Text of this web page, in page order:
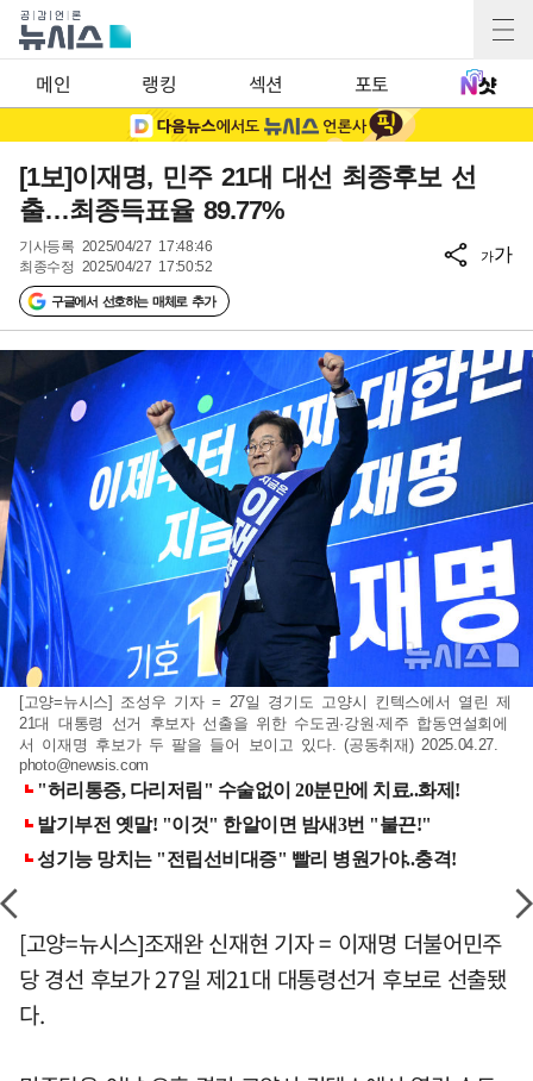
메인 랭킹 섹션 포토
[1보]이재명, 민주 21대 대선 최종후보 선
출…최종득표율 89.77%
기사등록 2025/04/27 17:48:46
최종수정 2025/04/27 17:50:52
구글에서 선호하는 매체로 추가
가가
[고양=뉴시스] 조성우 기자 = 27일 경기도 고양시 킨텍스에서 열린 제
21대 대통령 선거 후보자 선출을 위한 수도권·강원·제주 합동연설회에
서 이재명 후보가 두 팔을 들어 보이고 있다. (공동취재) 2025.04.27.
photo@newsis.com
[고양=뉴시스]조재완 신재현 기자 = 이재명 더불어민주
당 경선 후보가 27일 제21대 대통령선거 후보로 선출됐
다.